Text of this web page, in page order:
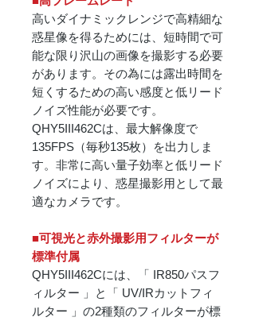
高いダイナミックレンジで高精細な
惑星像を得るためには、短時間で可
能な限り沢山の画像を撮影する必要
があります。その為には露出時間を
短くするための高い感度と低リード
ノイズ性能が必要です。
QHY5III462Cは、最大解像度で
135FPS（毎秒135枚）を出力しま
す。非常に高い量子効率と低リード
ノイズにより、惑星撮影用として最
適なカメラです。
■可視光と赤外撮影用フィルターが
標準付属
QHY5III462Cには、「 IR850パスフ
ィルター 」と「 UV/IRカットフィ
ルター 」の2種類のフィルターが標